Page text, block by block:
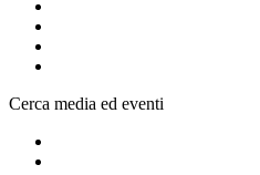
Cerca media ed eventi